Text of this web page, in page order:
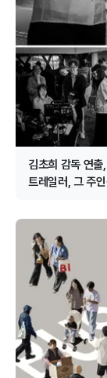
김초희 감독 연출
트레일러, 그 주